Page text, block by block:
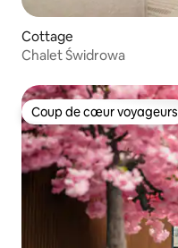
Cottage
Chalet Świdrowa
Coup de cœur voyageurs
Coup de cœur voyageurs